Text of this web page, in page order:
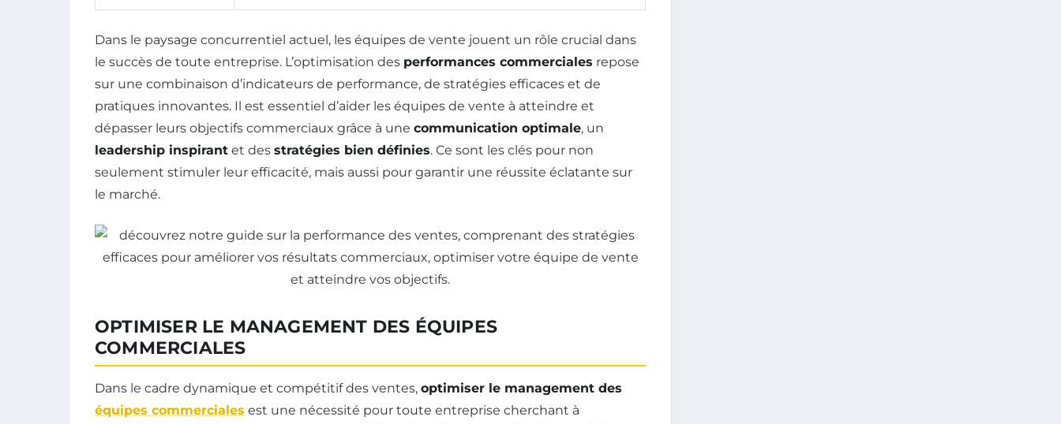
Dans le paysage concurrentiel actuel, les équipes de vente jouent un rôle crucial dans
le succès de toute entreprise. L’optimisation des performances commerciales repose
sur une combinaison d’indicateurs de performance, de stratégies efficaces et de
pratiques innovantes. Il est essentiel d’aider les équipes de vente à atteindre et
dépasser leurs objectifs commerciaux grâce à une communication optimale, un
leadership inspirant et des stratégies bien définies. Ce sont les clés pour non
seulement stimuler leur efficacité, mais aussi pour garantir une réussite éclatante sur
le marché.
OPTIMISER LE MANAGEMENT DES ÉQUIPES
COMMERCIALES
Dans le cadre dynamique et compétitif des ventes, optimiser le management des
équipes commerciales est une nécessité pour toute entreprise cherchant à